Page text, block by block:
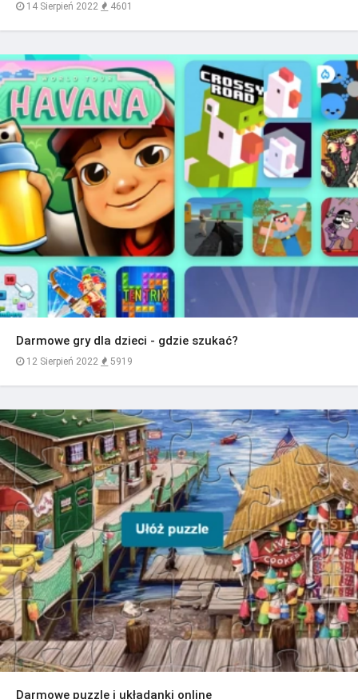
14 Sierpień 2022 4601
Darmowe gry dla dzieci - gdzie szukać?
12 Sierpień 2022 5919
Darmowe puzzle i układanki online